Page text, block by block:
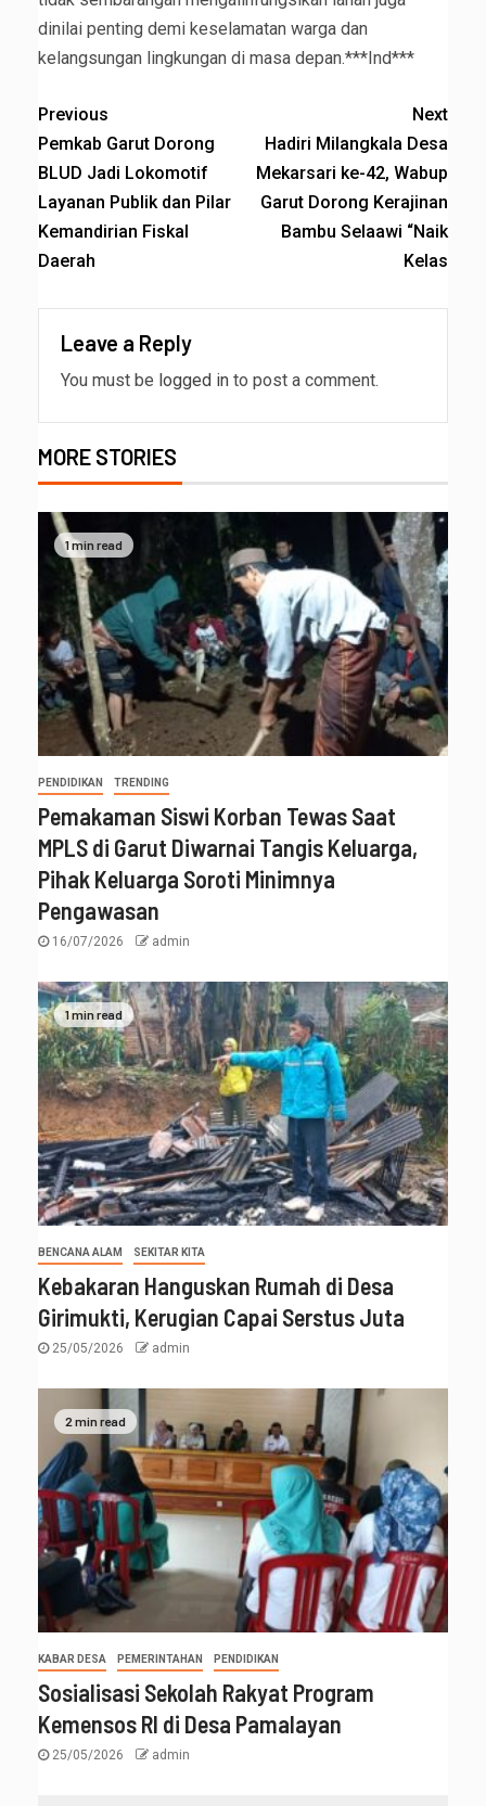
dinilai penting demi keselamatan warga dan
kelangsungan lingkungan di masa depan.***Ind***
Previous
Pemkab Garut Dorong
BLUD Jadi Lokomotif
Layanan Publik dan Pilar
Kemandirian Fiskal
Daerah
Next
Hadiri Milangkala Desa
Mekarsari ke-42, Wabup
Garut Dorong Kerajinan
Bambu Selaawi “Naik
Kelas
Leave a Reply
You must be logged in to post a comment.
MORE STORIES
1 min read
PENDIDIKAN TRENDING
Pemakaman Siswi Korban Tewas Saat
MPLS di Garut Diwarnai Tangis Keluarga,
Pihak Keluarga Soroti Minimnya
Pengawasan
16/07/2026 admin
1 min read
BENCANA ALAM SEKITAR KITA
Kebakaran Hanguskan Rumah di Desa
Girimukti, Kerugian Capai Serstus Juta
25/05/2026 admin
2 min read
KABAR DESA PEMERINTAHAN PENDIDIKAN
Sosialisasi Sekolah Rakyat Program
Kemensos RI di Desa Pamalayan
25/05/2026 admin